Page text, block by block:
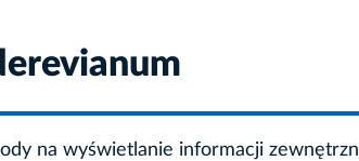
na wyświetlanie informacji